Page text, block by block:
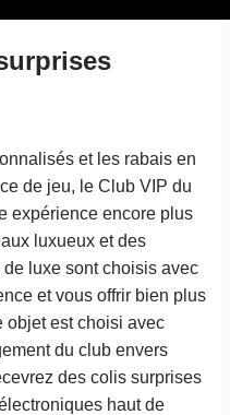
et les rabais en
de jeu, le Club VIP du
expérience encore plus
luxueux et des
luxe sont choisis avec
et vous offrir bien plus
objet est choisi avec
du club envers
des colis surprises
haut de